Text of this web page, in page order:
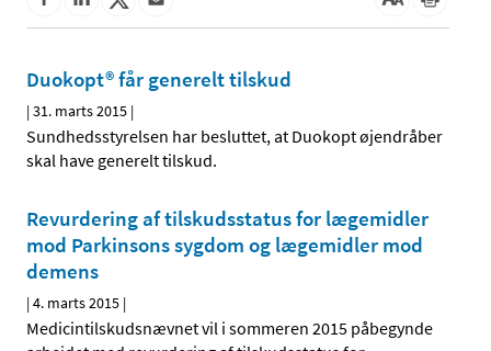
Duokopt® får generelt tilskud
|31. marts 2015 |
Sundhedsstyrelsen har besluttet, at Duokopt øjendråber
skal have generelt tilskud.
Revurdering af tilskudsstatus for lægemidler
mod Parkinsons sygdom og lægemidler mod
demens
|4. marts 2015 |
Medicintilskudsnævnet vil i sommeren 2015 påbegynde